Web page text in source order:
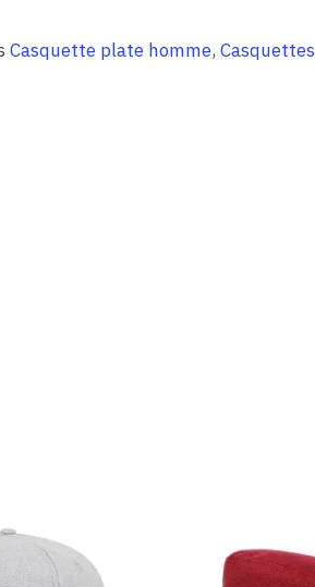
Casquette plate homme,